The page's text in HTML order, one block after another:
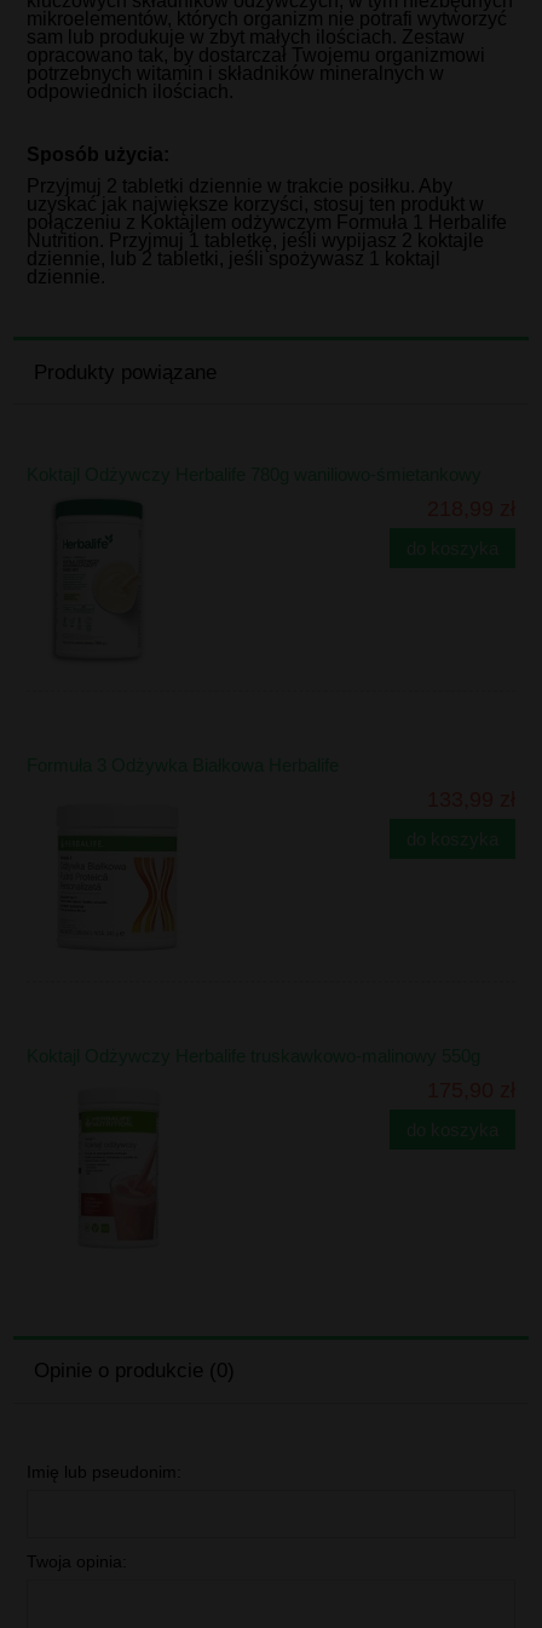
mikroelementów, których organizm nie potrafi wytworzyć
sam lub produkuje w zbyt małych ilościach. Zestaw
opracowano tak, by dostarczał Twojemu organizmowi
potrzebnych witamin i składników mineralnych w
odpowiednich ilościach.
Sposób użycia:
Przyjmuj 2 tabletki dziennie w trakcie posiłku. Aby
uzyskać jak największe korzyści, stosuj ten produkt w
połączeniu z Koktajlem odżywczym Formuła 1 Herbalife
Nutrition. Przyjmuj 1 tabletkę, jeśli wypijasz 2 koktajle
dziennie, lub 2 tabletki, jeśli spożywasz 1 koktajl
dziennie.
Produkty powiązane
Opinie o produkcie (0)
Imię lub pseudonim:
Twoja opinia: